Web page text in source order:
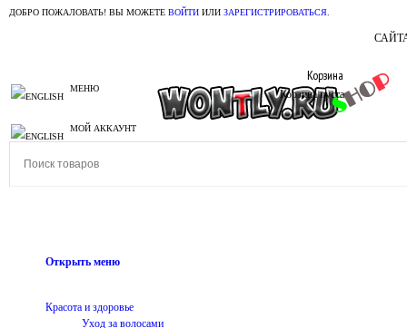
ДОБРО ПОЖАЛОВАТЬ! ВЫ МОЖЕТЕ ВОЙТИ ИЛИ ЗАРЕГИСТРИРОВАТЬСЯ
МЕНЮ
МОЙ АККАУНТ
Корзина
Корзина пуста
Открыть меню
Красота и здоровье
Уход за волосами